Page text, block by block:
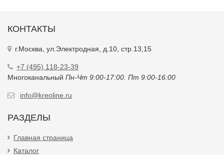
КОНТАКТЫ
г.Москва, ул.Электродная, д.10, стр.13,15
+7 (495) 118-23-39
Многоканальный Пн-Чт 9:00-17:00. Пт 9:00-16:00
info@kreoline.ru
РАЗДЕЛЫ
Главная страница
Каталог